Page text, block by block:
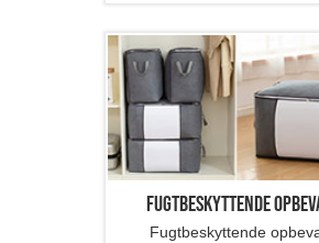
Fugtbeskyttende
Fugtbeskyttende